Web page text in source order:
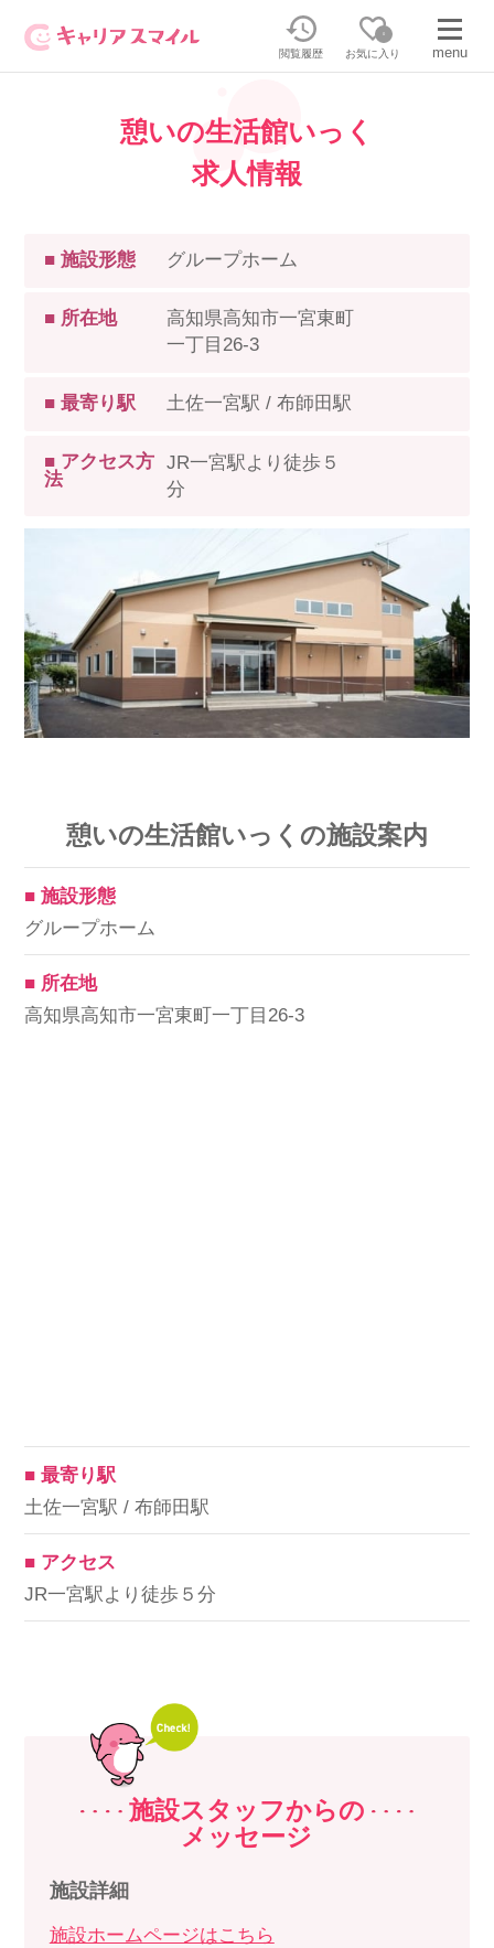
閲覧履歴
0
お気に入り menu
無料相談・お問い合わせはこちら
無料転職相談・お問い合わせの内容を
介護の資格取得について
その他のお問い合わせ
採用担当者様はこちら
介護のリスキリング
スマイルカのsmileコラム
FAQ
紹介会社を使うメリットについて
介護・看護のお仕事について
WEB勤怠
会社概要 個人情報保護方針
憩いの生活館いっく
求人情報
■ 施設形態 グループホーム
■ 所在地
高知県高知市一宮東町
一丁目26-3
■ 最寄り駅 土佐一宮駅 / 布師田駅
■ アクセス方
法
JR一宮駅より徒歩５
分
憩いの生活館いっくの施設案内
■ 施設形態
グループホーム
■ 所在地
高知県高知市一宮東町一丁目26-3
■ 最寄り駅
土佐一宮駅 / 布師田駅
■ アクセス
JR一宮駅より徒歩５分
施設スタッフからの
メッセージ
施設詳細
施設ホームページはこちら